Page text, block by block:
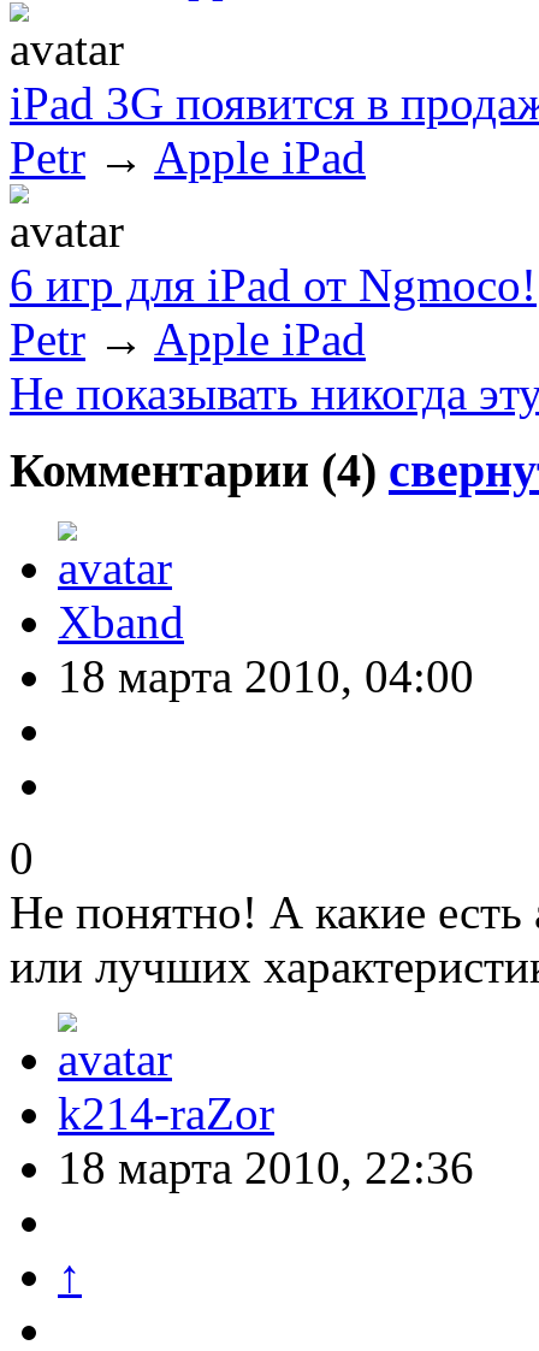
iPad 3G появится в
Petr → Apple iPad
6 игр для iPad от Ngmoco!
Petr → Apple iPad
Не показывать никогда
Комментарии (4)
Xband
18 марта 2010, 04:00
0
Не понятно! А какие есть
или лучших
k214-raZor
18 марта 2010, 22:36
↑